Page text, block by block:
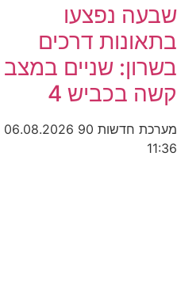
שבעה נפצעו
בתאונות דרכים
בשרון: שניים במצב
קשה בכביש 4
מערכת חדשות 90
06.08.2026
11:36